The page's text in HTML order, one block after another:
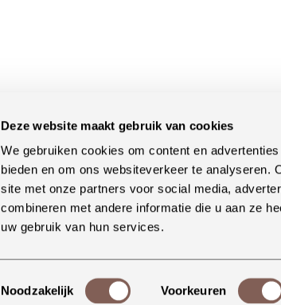
Deze website maakt gebruik van cookies
We gebruiken cookies om content en
bieden en om ons websiteverkeer te analyseren.
site met onze partners voor social media,
combineren met andere informatie die u aan ze
uw gebruik van hun services.
Toestemmingsselectie
Noodzakelijk Voorkeuren
BLEU conceptstore